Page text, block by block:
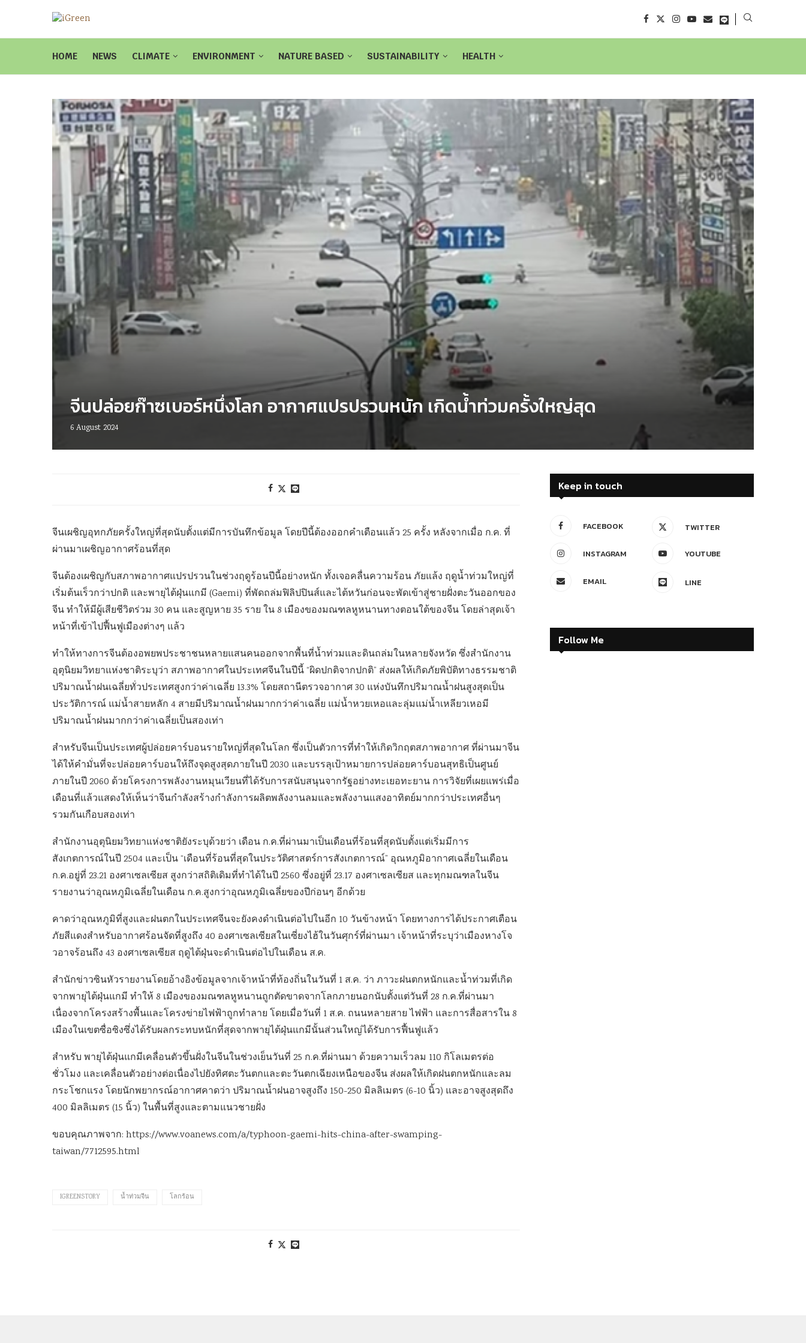
HOME NEWS CLIMATE ENVIRONMENT NATURE BASED SUSTAINABILITY HEALTH
จีนปล่อยก๊าซเบอร์หนึ่งโลก อากาศแปรปรวนหนัก เกิดน้ำท่วมครั้งใหญ่สุด
6 August 2024
จีนเผชิญอุทกภัยครั้งใหญ่ที่สุดนับตั้งแต่มีการบันทึกข้อมูล โดยปีนี้ต้องออกคำเตือนแล้ว 25 ครั้ง หลังจากเมื่อ ก.ค. ที่
ผ่านมาเผชิญอากาศร้อนที่สุด
จีนต้องเผชิญกับสภาพอากาศแปรปรวนในช่วงฤดูร้อนปีนี้อย่างหนัก ทั้งเจอคลื่นความร้อน ภัยแล้ง ฤดูน้ำท่วมใหญ่ที่
เริ่มต้นเร็วกว่าปกติ และพายุไต้ฝุ่นแกมี (Gaemi) ที่พัดถล่มฟิลิปปินส์และไต้หวันก่อนจะพัดเข้าสู่ชายฝั่งตะวันออกของ
จีน ทำให้มีผู้เสียชีวิตร่วม 30 คน และสูญหาย 35 ราย ใน 8 เมืองของมณฑลหูหนานทางตอนใต้ของจีน โดยล่าสุดเจ้า
หน้าที่เข้าไปฟื้นฟูเมืองต่างๆ แล้ว
ทำให้ทางการจีนต้องอพยพประชาชนหลายแสนคนออกจากพื้นที่น้ำท่วมและดินถล่มในหลายจังหวัด ซึ่งสำนักงาน
อุตุนิยมวิทยาแห่งชาติระบุว่า สภาพอากาศในประเทศจีนในปีนี้ “ผิดปกติจากปกติ” ส่งผลให้เกิดภัยพิบัติทางธรรมชาติ
ปริมาณน้ำฝนเฉลี่ยทั่วประเทศสูงกว่าค่าเฉลี่ย 13.3% โดยสถานีตรวจอากาศ 30 แห่งบันทึกปริมาณน้ำฝนสูงสุดเป็น
ประวัติการณ์ แม่น้ำสายหลัก 4 สายมีปริมาณน้ำฝนมากกว่าค่าเฉลี่ย แม่น้ำหวยเหอและลุ่มแม่น้ำเหลียวเหอมี
ปริมาณน้ำฝนมากกว่าค่าเฉลี่ยเป็นสองเท่า
สำหรับจีนเป็นประเทศผู้ปล่อยคาร์บอนรายใหญ่ที่สุดในโลก ซึ่งเป็นตัวการที่ทำให้เกิดวิกฤตสภาพอากาศ ที่ผ่านมาจีน
ได้ให้คำมั่นที่จะปล่อยคาร์บอนให้ถึงจุดสูงสุดภายในปี 2030 และบรรลุเป้าหมายการปล่อยคาร์บอนสุทธิเป็นศูนย์
ภายในปี 2060 ด้วยโครงการพลังงานหมุนเวียนที่ได้รับการสนับสนุนจากรัฐอย่างทะเยอทะยาน การวิจัยที่เผยแพร่เมื่อ
เดือนที่แล้วแสดงให้เห็นว่าจีนกำลังสร้างกำลังการผลิตพลังงานลมและพลังงานแสงอาทิตย์มากกว่าประเทศอื่นๆ
รวมกันเกือบสองเท่า
สำนักงานอุตุนิยมวิทยาแห่งชาติยังระบุด้วยว่า เดือน ก.ค.ที่ผ่านมาเป็นเดือนที่ร้อนที่สุดนับตั้งแต่เริ่มมีการ
สังเกตการณ์ในปี 2504 และเป็น “เดือนที่ร้อนที่สุดในประวัติศาสตร์การสังเกตการณ์” อุณหภูมิอากาศเฉลี่ยในเดือน
ก.ค.อยู่ที่ 23.21 องศาเซลเซียส สูงกว่าสถิติเดิมที่ทำได้ในปี 2560 ซึ่งอยู่ที่ 23.17 องศาเซลเซียส และทุกมณฑลในจีน
รายงานว่าอุณหภูมิเฉลี่ยในเดือน ก.ค.สูงกว่าอุณหภูมิเฉลี่ยของปีก่อนๆ อีกด้วย
คาดว่าอุณหภูมิที่สูงและฝนตกในประเทศจีนจะยังคงดำเนินต่อไปในอีก 10 วันข้างหน้า โดยทางการได้ประกาศเตือน
ภัยสีแดงสำหรับอากาศร้อนจัดที่สูงถึง 40 องศาเซลเซียสในเซี่ยงไฮ้ในวันศุกร์ที่ผ่านมา เจ้าหน้าที่ระบุว่าเมืองหางโจ
วอาจร้อนถึง 43 องศาเซลเซียส ฤดูไต้ฝุ่นจะดำเนินต่อไปในเดือน ส.ค.
สำนักข่าวซินหัวรายงานโดยอ้างอิงข้อมูลจากเจ้าหน้าที่ท้องถิ่นในวันที่ 1 ส.ค. ว่า ภาวะฝนตกหนักและน้ำท่วมที่เกิด
จากพายุไต้ฝุ่นแกมี ทำให้ 8 เมืองของมณฑลหูหนานถูกตัดขาดจากโลกภายนอกนับตั้งแต่วันที่ 28 ก.ค.ที่ผ่านมา
เนื่องจากโครงสร้างพื้นและโครงข่ายไฟฟ้าถูกทำลาย โดยเมื่อวันที่ 1 ส.ค. ถนนหลายสาย ไฟฟ้า และการสื่อสารใน 8
เมืองในเขตซื่อซิงซึ่งได้รับผลกระทบหนักที่สุดจากพายุไต้ฝุ่นแกมีนั้นส่วนใหญ่ได้รับการฟื้นฟูแล้ว
สำหรับ พายุไต้ฝุ่นแกมีเคลื่อนตัวขึ้นฝั่งในจีนในช่วงเย็นวันที่ 25 ก.ค.ที่ผ่านมา ด้วยความเร็วลม 110 กิโลเมตรต่อ
ชั่วโมง และเคลื่อนตัวอย่างต่อเนื่องไปยังทิศตะวันตกและตะวันตกเฉียงเหนือของจีน ส่งผลให้เกิดฝนตกหนักและลม
กระโชกแรง โดยนักพยากรณ์อากาศคาดว่า ปริมาณน้ำฝนอาจสูงถึง 150-250 มิลลิเมตร (6-10 นิ้ว) และอาจสูงสุดถึง
400 มิลลิเมตร (15 นิ้ว) ในพื้นที่สูงและตามแนวชายฝั่ง
ขอบคุณภาพจาก: https://www.voanews.com/a/typhoon-gaemi-hits-china-after-swamping-
taiwan/7712595.html
IGREENSTORY น้ำท่วมจีน โลกร้อน
Keep in touch
FACEBOOK TWITTER
INSTAGRAM YOUTUBE
EMAIL LINE
Follow Me